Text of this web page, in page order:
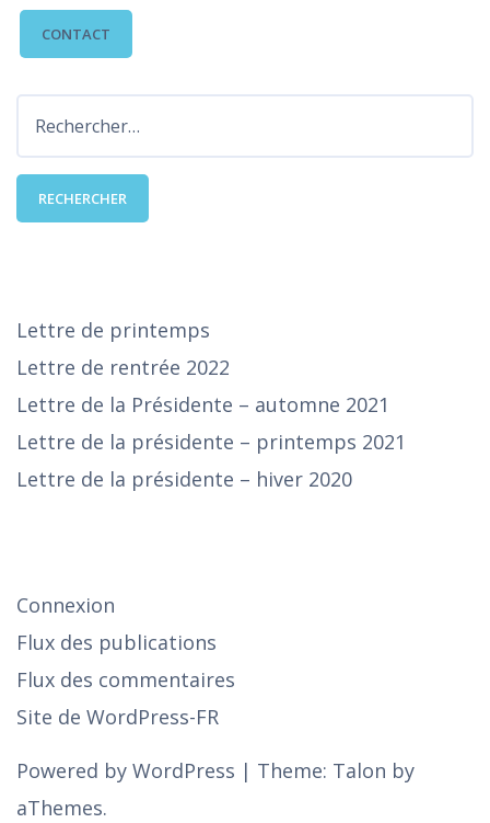
CONTACT
Lettre de printemps
Lettre de rentrée 2022
Lettre de la Présidente – automne 2021
Lettre de la présidente – printemps 2021
Lettre de la présidente – hiver 2020
Connexion
Flux des publications
Flux des commentaires
Site de WordPress-FR
Powered by WordPress | Theme: Talon by
aThemes.